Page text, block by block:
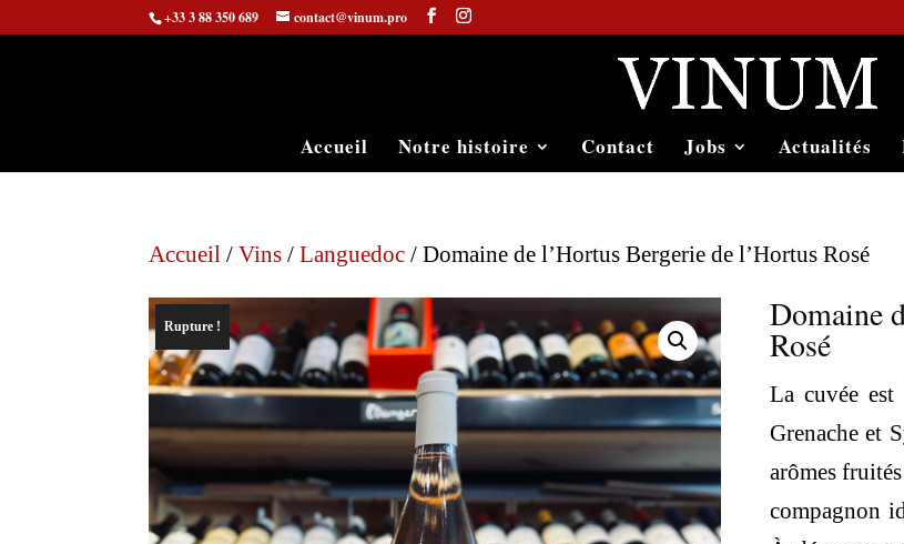
+33 3 88 350 689 contact@vinum.pro
Accueil Notre histoire Contact Jobs Actualités
Accueil /Vins /Languedoc / Domaine de l’Hortus Bergerie de l’Hortus Rosé
Rupture ! Domaine
Rosé
La cuvée est
Grenache et
arômes
compagnon